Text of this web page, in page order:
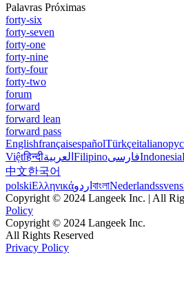
Palavras Próximas
forty-six
forty-seven
forty-one
forty-nine
forty-four
forty-two
forum
forward
forward lean
forward pass
EnglishfrançaisespañolTürkçeitaliano
Việtहिन्दीالعربية FilipinoفارسیIndonesia
中文한국어
polskiΕλληνικάاردو বাংলাNederlands
Copyright © 2024 Langeek Inc. | All
Policy
Copyright © 2024 Langeek Inc.
All Rights Reserved
Privacy Policy